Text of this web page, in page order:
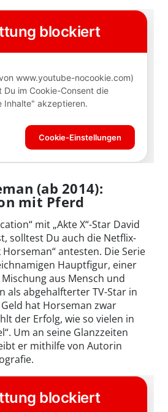
(ab 2014):
mit Pferd
mit „Akte X“-Star David
solltest Du auch die Netflix-
Horseman“ antesten. Die Serie
Hauptfigur, einer
aus Mensch und
als abgehalfterter TV-Star in
hat Horseman zwar
der Erfolg, wie so vielen in
Um an seine Glanzzeiten
er mithilfe von Autorin